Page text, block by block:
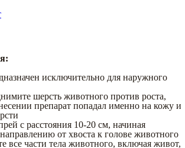
исключительно для наружного
шерсть животного против роста,
препарат попадал именно на кожу и
с расстояния 10-20 см, начиная
от хвоста к голове животного
все части тела животного, включая живот,